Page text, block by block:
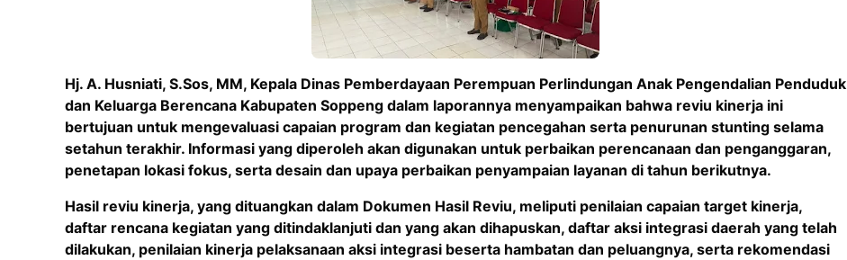
Hj. A. Husniati, S.Sos, MM, Kepala Dinas Pemberdayaan Perempuan Perlindungan Anak Pengendalian Penduduk
dan Keluarga Berencana Kabupaten Soppeng dalam laporannya menyampaikan bahwa reviu kinerja ini
bertujuan untuk mengevaluasi capaian program dan kegiatan pencegahan serta penurunan stunting selama
setahun terakhir. Informasi yang diperoleh akan digunakan untuk perbaikan perencanaan dan penganggaran,
penetapan lokasi fokus, serta desain dan upaya perbaikan penyampaian layanan di tahun berikutnya.
Hasil reviu kinerja, yang dituangkan dalam Dokumen Hasil Reviu, meliputi penilaian capaian target kinerja,
daftar rencana kegiatan yang ditindaklanjuti dan yang akan dihapuskan, daftar aksi integrasi daerah yang telah
dilakukan, penilaian kinerja pelaksanaan aksi integrasi beserta hambatan dan peluangnya, serta rekomendasi